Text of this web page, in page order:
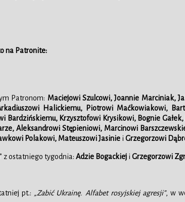
na Patronite:
Patronom: Maciejowi Szulcowi, Joannie Marciniak,
Halickiemu, Piotrowi Maćkowiakowi,
Bardzińskiemu, Krzysztofowi Krysikowi, Bognie
Aleksandrowi Stępieniowi, Marcinowi
Polakowi, Mateuszowi Jasinie i Grzegorzowi
z ostatniego tygodnia: Adzie Bogackiej i Grzegorzowi
pt.: „Zabić Ukrainę. Alfabet rosyjskiej agresji”, w